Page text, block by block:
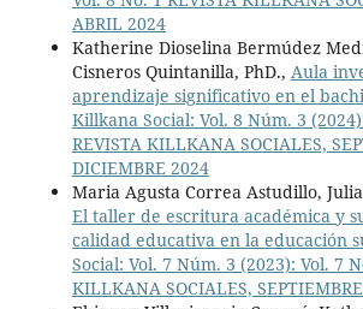
ABRIL 2024
Katherine Dioselina Bermúdez
Cisneros Quintanilla, PhD., Aula
aprendizaje significativo en el
Killkana Social: Vol. 8 Núm. 3
REVISTA KILLKANA SOCIALES,
DICIEMBRE 2024
Maria Agusta Correa Astudillo,
El taller de escritura académica y
calidad educativa en la educación
Social: Vol. 7 Núm. 3 (2023): Vol. 7
KILLKANA SOCIALES,